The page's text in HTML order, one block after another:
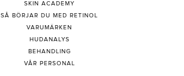
SKIN ACADEMY
SÅ BÖRJAR DU MED RETINOL
VARUMÄRKEN
HUDANALYS
BEHANDLING
VÅR PERSONAL